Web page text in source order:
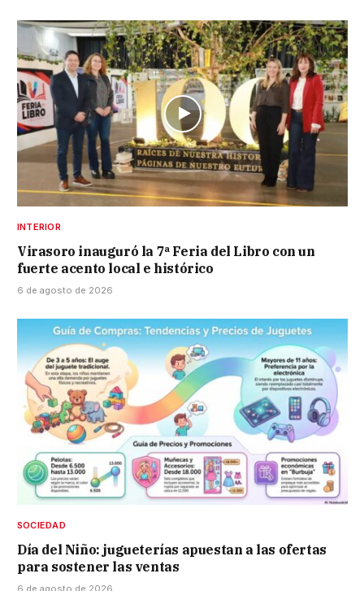
INTERIOR
Virasoro inauguró la 7ª Feria del Libro con un
fuerte acento local e histórico
6 de agosto de 2026
SOCIEDAD
Día del Niño: jugueterías apuestan a las ofertas
para sostener las ventas
6 de agosto de 2026